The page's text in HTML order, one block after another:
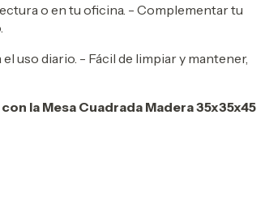
o en tu oficina. - Complementar tu
uso diario. - Fácil de limpiar y mantener,
la Mesa Cuadrada Madera 35x35x45